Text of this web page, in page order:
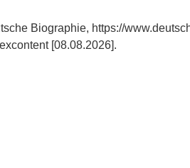
Biographie, https://
[08.08.2026].